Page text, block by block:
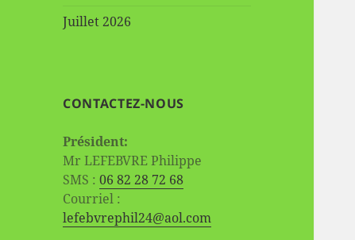
Juillet 2026
CONTACTEZ-NOUS
Président:
Mr LEFEBVRE Philippe
SMS :06 82 28 72 68
Courriel :
lefebvrephil24@aol.com